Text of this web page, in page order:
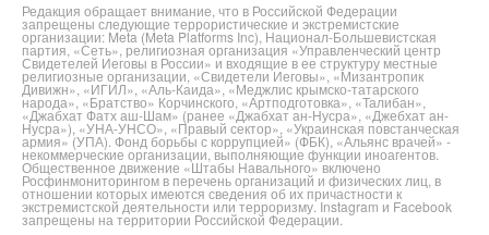
Редакция обращает внимание, что в Российской Федерации
запрещены следующие террористические и экстремистские
организации: Meta (Meta Platforms Inc), Национал-Большевистская
партия, «Сеть», религиозная организация «Управленческий центр
Свидетелей Иеговы в России» и входящие в ее структуру местные
религиозные организации, «Свидетели Иеговы», «Мизантропик
Дивижн», «ИГИЛ», «Аль-Каида», «Меджлис крымско-татарского
народа», «Братство» Корчинского, «Артподготовка», «Талибан»,
«Джабхат Фатх аш-Шам» (ранее «Джабхат ан-Нусра», «Джебхат ан-
Нусра»), «УНА-УНСО», «Правый сектор», «Украинская повстанческая
армия» (УПА). Фонд борьбы с коррупцией» (ФБК), «Альянс врачей» -
некоммерческие организации, выполняющие функции иноагентов.
Общественное движение «Штабы Навального» включено
Росфинмониторингом в перечень организаций и физических лиц, в
отношении которых имеются сведения об их причастности к
экстремистской деятельности или терроризму. Instagram и Facebook
запрещены на территории Российской Федерации.